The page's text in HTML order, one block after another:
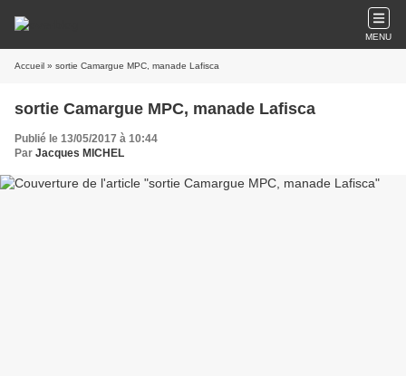
MENU
Accueil » sortie Camargue MPC, manade Lafisca
sortie Camargue MPC, manade Lafisca
Publié le 13/05/2017 à 10:44
Par Jacques MICHEL